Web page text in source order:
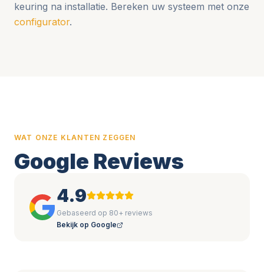
keuring na installatie. Bereken uw systeem met onze
configurator.
WAT ONZE KLANTEN ZEGGEN
Google Reviews
4.9
Gebaseerd op 80+ reviews
Bekijk op Google